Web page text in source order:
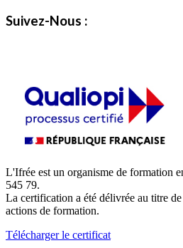
Suivez-Nous :
L'Ifrée est un organisme de formation
545 79.
La certification a été délivrée au titre
actions de formation.
Télécharger le certificat